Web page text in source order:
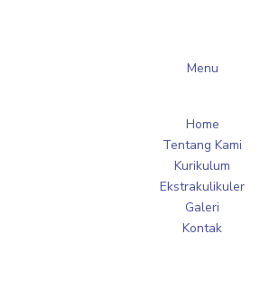
Menu
Home
Tentang Kami
Kurikulum
Ekstrakulikuler
Galeri
Kontak